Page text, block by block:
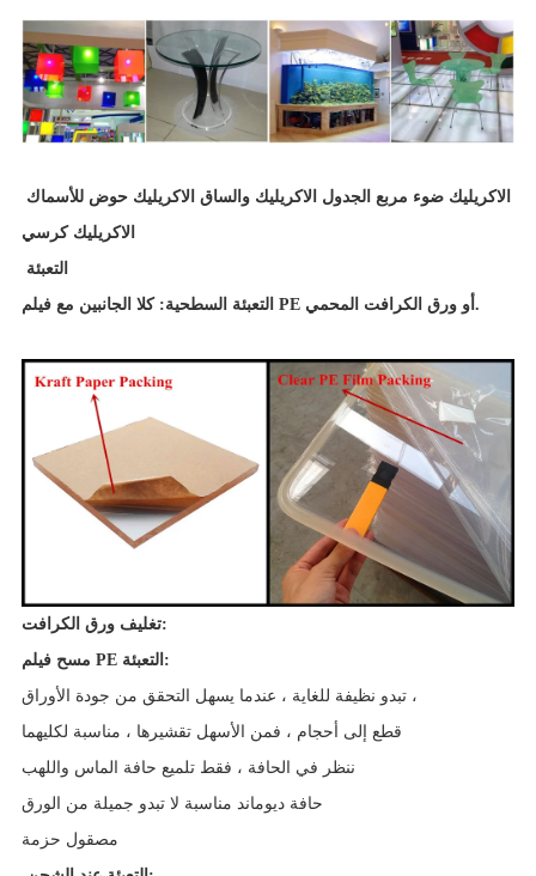
الاكريليك ضوء مربع الجدول الاكريليك والساق الاكريليك حوض للأسماك
الاكريليك كرسي
التعبئة
التعبئة السطحية: كلا الجانبين مع فيلم PE أو ورق الكرافت المحمي.
تغليف ورق الكرافت:
مسح فيلم PE التعبئة:
تبدو نظيفة للغاية ، عندما يسهل التحقق من جودة الأوراق ،
قطع إلى أحجام ، فمن الأسهل تقشيرها ، مناسبة لكليهما
ننظر في الحافة ، فقط تلميع حافة الماس واللهب
حافة ديوماند مناسبة لا تبدو جميلة من الورق
مصقول